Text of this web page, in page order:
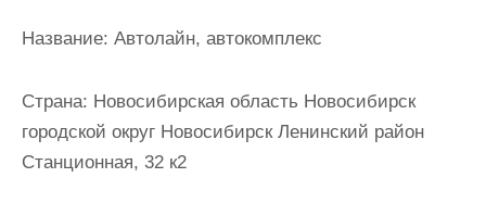
Название: Автолайн, автокомплекс
Страна: Новосибирская область Новосибирск
городской округ Новосибирск Ленинский район
Станционная, 32 к2